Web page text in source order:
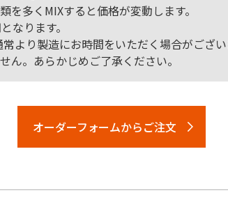
多くMIXすると価格が変動します。
なります。
より製造にお時間をいただく場合がござ
ん。あらかじめご了承ください。
オーダーフォームからご注文